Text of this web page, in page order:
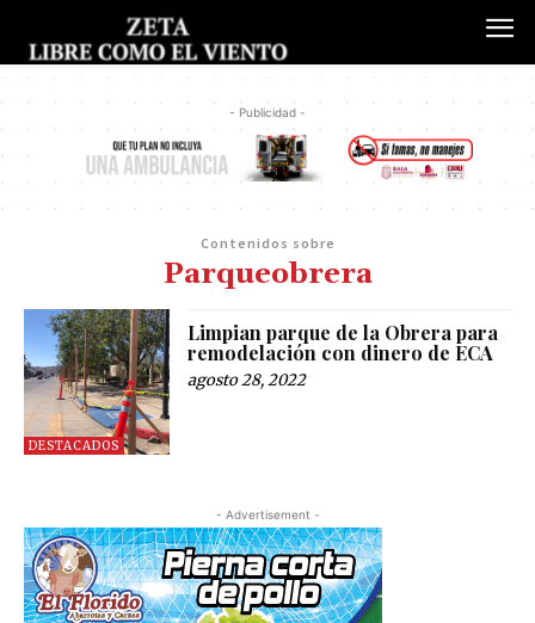
- Publicidad -
Contenidos sobre
Parqueobrera
DESTACADOS
Limpian parque de la Obrera para
remodelación con dinero de ECA
agosto 28, 2022
- Advertisement -